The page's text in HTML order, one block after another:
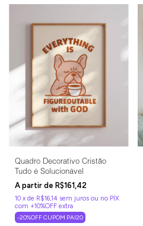
Quadro Decorativo Cristão
Tudo é Solucionável
R$161,42
10 x de R$16,14 sem juros
-20%OFF CUPOM PAI20